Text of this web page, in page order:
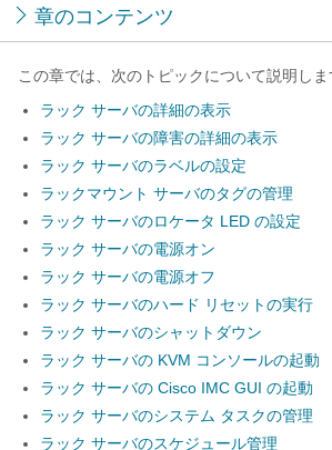
章のコンテンツ
この章では、次のトピックについて説明しま
ラック サーバの詳細の表示
ラック サーバの障害の詳細の表示
ラック サーバのラベルの設定
ラックマウント サーバのタグの管理
ラック サーバのロケータ LED の設定
ラック サーバの電源オン
ラック サーバの電源オフ
ラック サーバのハード リセットの実行
ラック サーバのシャットダウン
ラック サーバの KVM コンソールの起動
ラック サーバの Cisco IMC GUI の起動
ラック サーバのシステム タスクの管理
ラック サーバのスケジュール管理